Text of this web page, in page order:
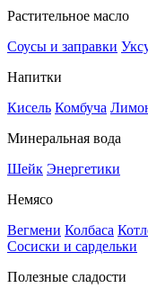
Растительное масло
Соусы и заправки
Напитки
Кисель Комбуча
Минеральная вода
Шейк Энергетики
Немясо
Вегмени Колбаса
Сосиски и сардельки
Полезные сладости